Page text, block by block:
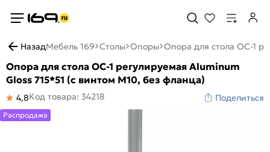
НазадМебель 169 Столы Опоры Опора для стола OC-1
Опора для стола OC-1 регулируемая Aluminum
Gloss 715*51 (с винтом М10, без фланца)
4,8Код товара: 34218 Поделиться
Распродажа